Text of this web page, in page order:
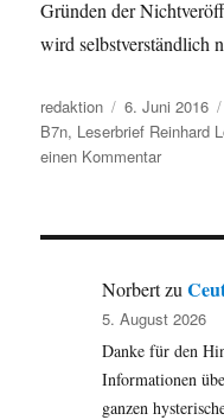
Gründen der
wird selbstverständlich
Autor
redaktion
Veröffentlicht
am
6. Juni 2016
B7n, Leserbrief Reinhard
einen Kommentarzu
jeder
lesen
dürfen?
Die
bei
Planung
Norbertzu
5. August 2026
Danke für den
Informationen
ganzen